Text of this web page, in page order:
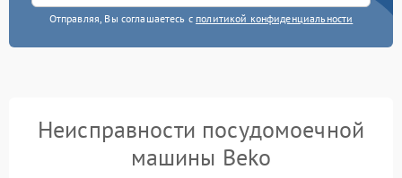
Отправляя, Вы соглашаетесь с политикой конфиденциальности
Неисправности посудомоечной
машины Beko